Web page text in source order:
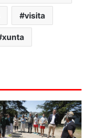
visita
xunta